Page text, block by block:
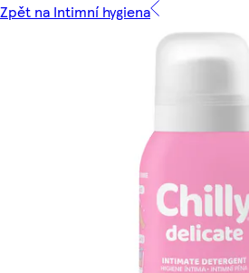
Zpět na Intimní hygiena